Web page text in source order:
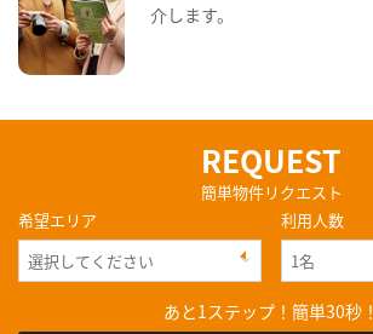
介します。
REQUEST
簡単物件リクエスト
希望エリア
利用人数
あと1ステップ！簡単30秒！